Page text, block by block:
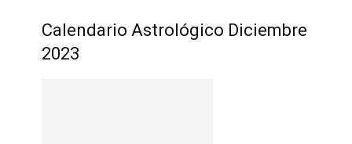
Calendario Astrológico Diciembre
2023